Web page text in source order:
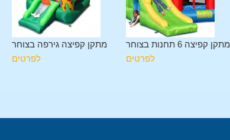
מתקן קפיצה גירפה בצוחר
לפרטים
מתקן קפיצה 6 תחנות בצוחר
לפרטים